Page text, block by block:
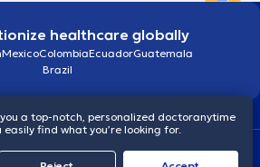
healthcare globally
MexicoColombiaEcuadorGuatemala
Brazil
doctoranytime: Data Protection Policy
a top-notch, personalized doctoranytime
easily find what you’re looking for.